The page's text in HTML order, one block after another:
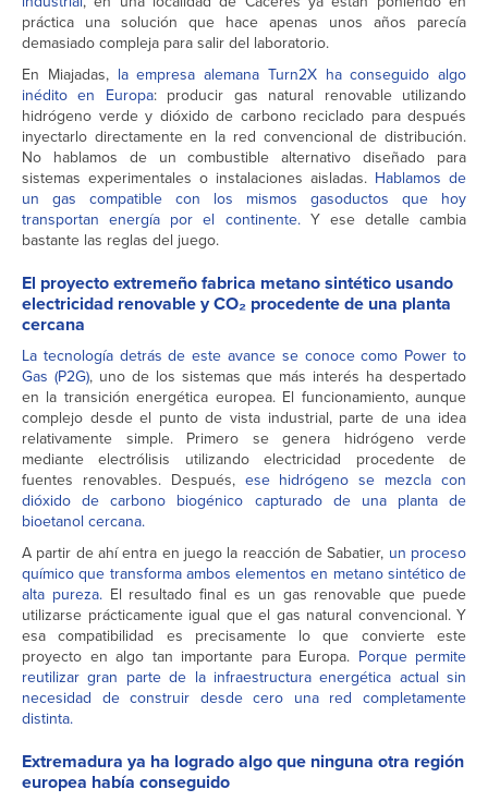
práctica una solución que hace apenas unos años parecía
demasiado compleja para salir del laboratorio.
En Miajadas, la empresa alemana Turn2X ha conseguido algo
inédito en Europa: producir gas natural renovable utilizando
hidrógeno verde y dióxido de carbono reciclado para después
inyectarlo directamente en la red convencional de distribución.
No hablamos de un combustible alternativo diseñado para
sistemas experimentales o instalaciones aisladas. Hablamos de
un gas compatible con los mismos gasoductos que hoy
transportan energía por el continente.Y ese detalle cambia
bastante las reglas del juego.
El proyecto extremeño fabrica metano sintético usando
electricidad renovable y CO₂ procedente de una planta
cercana
La tecnología detrás de este avance se conoce como Power to
Gas (P2G), uno de los sistemas que más interés ha despertado
en la transición energética europea. El funcionamiento, aunque
complejo desde el punto de vista industrial, parte de una idea
relativamente simple. Primero se genera hidrógeno verde
mediante electrólisis utilizando electricidad procedente de
fuentes renovables. Después, ese hidrógeno se mezcla con
dióxido de carbono biogénico capturado de una planta de
bioetanol cercana.
A partir de ahí entra en juego la reacción de Sabatier, un proceso
químico que transforma ambos elementos en metano sintético de
alta pureza.El resultado final es un gas renovable que puede
utilizarse prácticamente igual que el gas natural convencional. Y
esa compatibilidad es precisamente lo que convierte este
proyecto en algo tan importante para Europa. Porque permite
reutilizar gran parte de la infraestructura energética actual sin
necesidad de construir desde cero una red completamente
distinta.
Extremadura ya ha logrado algo que ninguna otra región
europea había conseguido